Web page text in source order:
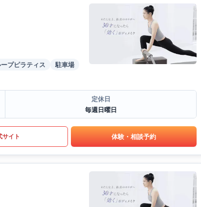
プピラティス
駐車場
定休日
毎週日曜日
サイト 体験・相談予約